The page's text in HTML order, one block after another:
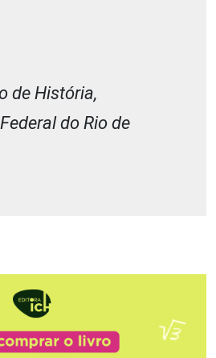
de História,
do Rio de